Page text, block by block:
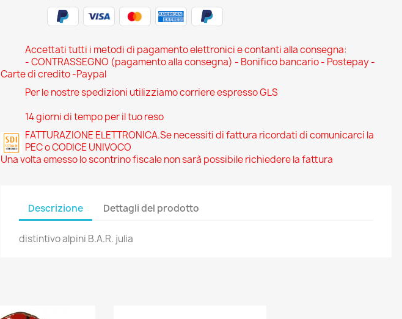
Accettati tutti i metodi di pagamento elettronici e contanti alla consegna:
- CONTRASSEGNO (pagamento alla consegna) - Bonifico bancario - Postepay -
Carte di credito -Paypal
Per le nostre spedizioni utilizziamo corriere espresso GLS
14 giorni di tempo per il tuo reso
FATTURAZIONE ELETTRONICA.Se necessiti di fattura ricordati di comunicarci la
PEC o CODICE UNIVOCO
Una volta emesso lo scontrino fiscale non sarà possibile richiedere la fattura
Descrizione Dettagli del prodotto
distintivo alpini B.A.R. julia